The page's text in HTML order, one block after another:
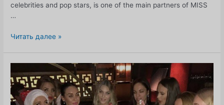
celebrities and pop stars, is one of the main partners of MISS
…
День
и
основателя
MISS
Читать далее »